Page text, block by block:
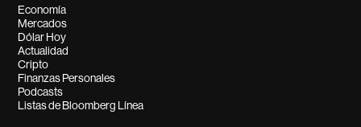
Economía
Mercados
Dólar Hoy
Actualidad
Cripto
Finanzas Personales
Podcasts
Listas de Bloomberg Línea